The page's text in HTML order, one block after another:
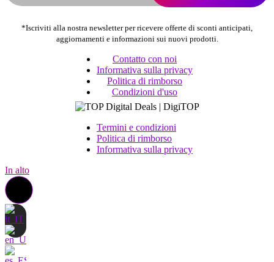
*Iscriviti alla nostra newsletter per ricevere offerte di sconti anticipati,
aggiornamenti e informazioni sui nuovi prodotti.
Contatto con noi
Informativa sulla privacy
Politica di rimborso
Condizioni d'uso
Termini e condizioni
Politica di rimborso
Informativa sulla privacy
In alto